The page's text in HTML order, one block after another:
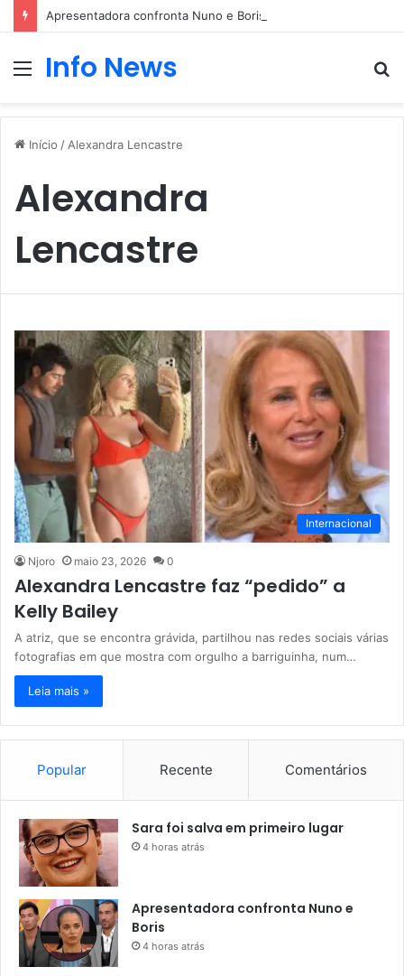
Apresentadora confronta Nuno e Boris
Menu
Info News
Início / Alexandra Lencastre
Alexandra
Lencastre
Internacional
Njoro maio 23, 2026 0
Alexandra Lencastre faz “pedido” a
Kelly Bailey
A atriz, que se encontra grávida, partilhou nas redes sociais várias
fotografias em que mostra com orgulho a barriguinha, num…
Leia mais »
Popular Recente Comentários
Sara foi salva em primeiro lugar
4 horas atrás
Apresentadora confronta Nuno e
Boris
4 horas atrás